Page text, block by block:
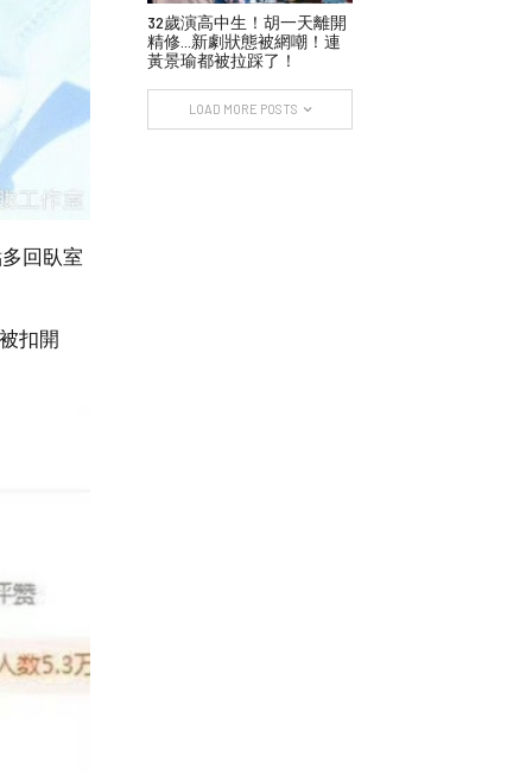
回臥室
扣開
32歲演高中生！胡一天離開
精修…新劇狀態被網嘲！連
黃景瑜都被拉踩了！
LOAD MORE POSTS